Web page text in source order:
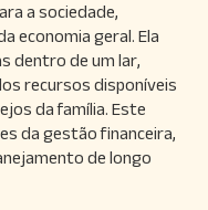
a sociedade,
economia geral. Ela
dentro de um lar,
recursos disponíveis
da família. Este
da gestão financeira,
de longo